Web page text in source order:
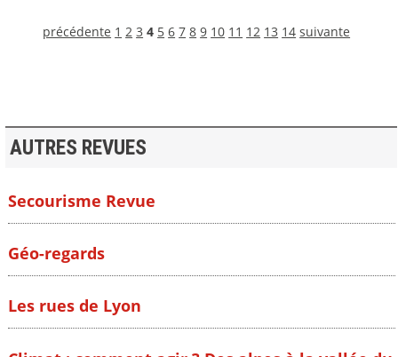
précédente 1 2 3 4 5 6 7 8 9 10 11 12 13 14 suivante
AUTRES REVUES
Secourisme Revue
Géo-regards
Les rues de Lyon